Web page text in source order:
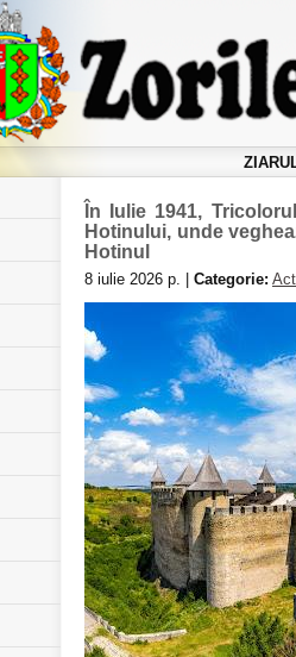
În Iulie 1941,
Hotinului, unde
Hotinul
8 iulie 2026 р. | Categorie: